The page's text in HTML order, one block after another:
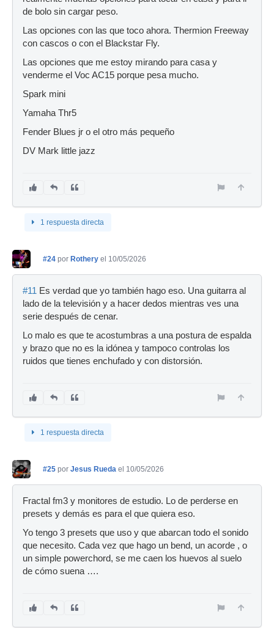
de bolo sin cargar peso.
Las opciones con las que toco ahora. Thermion Freeway
con cascos o con el Blackstar Fly.
Las opciones que me estoy mirando para casa y
venderme el Voc AC15 porque pesa mucho.
Spark mini
Yamaha Thr5
Fender Blues jr o el otro más pequeño
DV Mark little jazz
1 respuesta directa
#24 por Rothery el 10/05/2026
#11 Es verdad que yo también hago eso. Una guitarra al
lado de la televisión y a hacer dedos mientras ves una
serie después de cenar.
Lo malo es que te acostumbras a una postura de espalda
y brazo que no es la idónea y tampoco controlas los
ruidos que tienes enchufado y con distorsión.
1 respuesta directa
#25 por Jesus Rueda el 10/05/2026
Fractal fm3 y monitores de estudio. Lo de perderse en
presets y demás es para el que quiera eso.
Yo tengo 3 presets que uso y que abarcan todo el sonido
que necesito. Cada vez que hago un bend, un acorde , o
un simple powerchord, se me caen los huevos al suelo
de cómo suena ….